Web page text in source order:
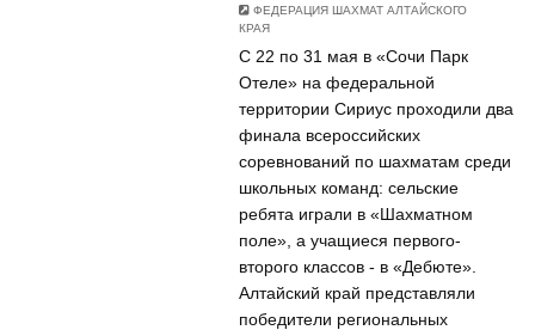
ФЕДЕРАЦИЯ ШАХМАТ АЛТАЙСКОГО
КРАЯ
С 22 по 31 мая в «Сочи Парк
Отеле» на федеральной
территории Сириус проходили два
финала всероссийских
соревнований по шахматам среди
школьных команд: сельские
ребята играли в «Шахматном
поле», а учащиеся первого-
второго классов - в «Дебюте».
Алтайский край представляли
победители региональных